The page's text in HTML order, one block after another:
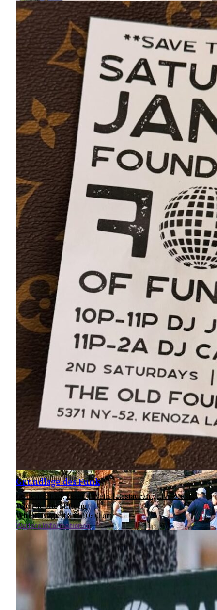
Catskill Kunstraum
845-436-4227
48 Main St
Livingston Manor, NY 12758
Map-Website
Delaware Valley Kunstvereinigung
845-252-7576
37 Main St.
Narrowsburg, NY 12764
Map Website
Fort Delaware Museum für Kolonialgeschichte
845-252-6660
Grundlage des Funk
Gemeinschaft,Essen | Wein | Restaurant,Live-Musik
Wo:Die alte Stiftung
When:August 8 @ 10:00 am
Weitere Informationen